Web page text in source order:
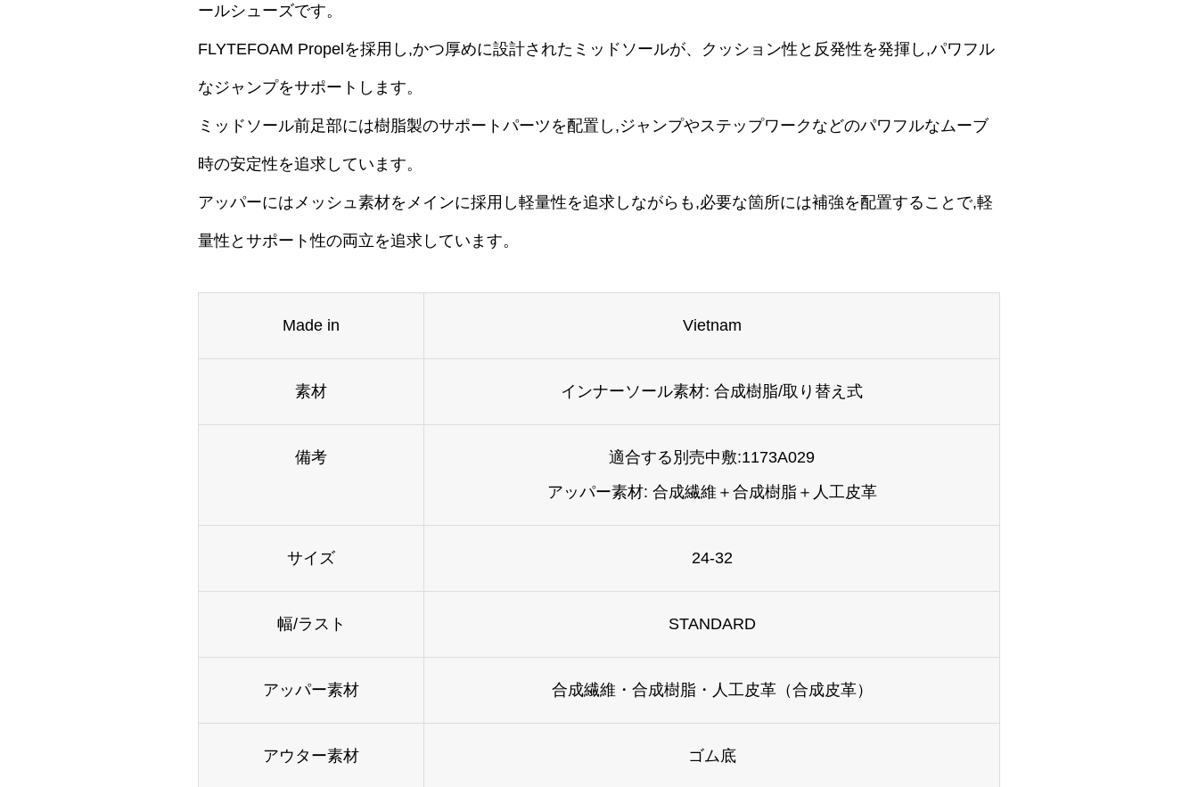
ールシューズです。
FLYTEFOAM Propelを採用し,かつ厚めに設計されたミッドソールが、クッション性と反発性を発揮し,パワフル
なジャンプをサポートします。
ミッドソール前足部には樹脂製のサポートパーツを配置し,ジャンプやステップワークなどのパワフルなムーブ
時の安定性を追求しています。
アッパーにはメッシュ素材をメインに採用し軽量性を追求しながらも,必要な箇所には補強を配置することで,軽
量性とサポート性の両立を追求しています。
Made in Vietnam
素材 インナーソール素材: 合成樹脂/取り替え式
備考
適合する別売中敷:1173A029
アッパー素材: 合成繊維＋合成樹脂＋人工皮革
サイズ 24-32
幅/ラスト STANDARD
アッパー素材 合成繊維・合成樹脂・人工皮革（合成皮革）
アウター素材 ゴム底